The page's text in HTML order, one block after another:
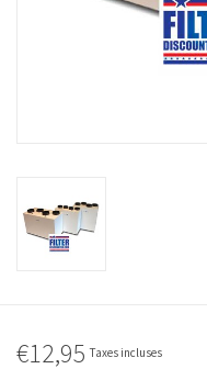
€12,95 Taxes incluses